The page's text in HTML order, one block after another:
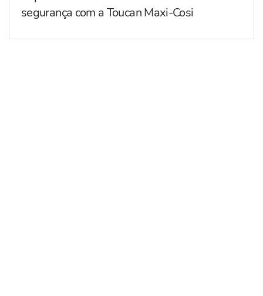
segurança com a Toucan Maxi-Cosi